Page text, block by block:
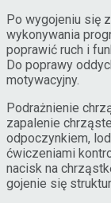
Po wygojeniu się
wykonywania
poprawić ruch i
Do poprawy
motywacyjny.
Podrażnienie
zapalenie
odpoczynkiem,
ćwiczeniami
nacisk na
gojenie się